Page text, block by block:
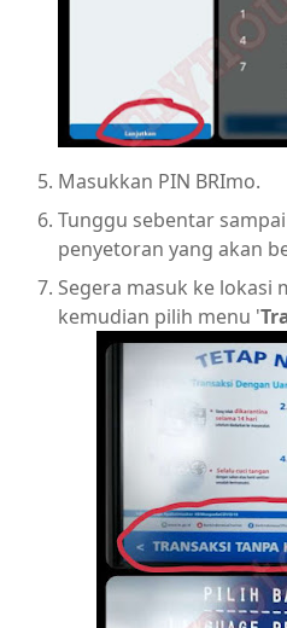
Masukkan PIN BRImo.
Tunggu sebentar
penyetoran yang akan
Segera masuk ke lokasi
kemudian pilih menu '